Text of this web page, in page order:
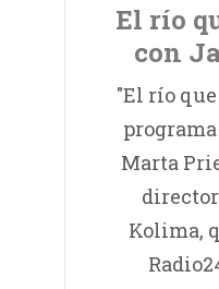
El río
con
"El río
Marta
Kolima,